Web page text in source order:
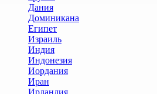
Дания
Доминикана
Египет
Израиль
Индия
Индонезия
Иордания
Иран